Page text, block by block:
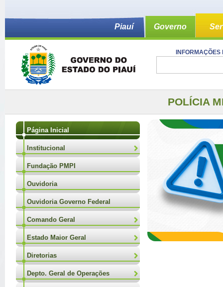
Piauí Governo
POLÍCIA
Página Inicial
Institucional
Fundação PMPI
Ouvidoria
Ouvidoria Governo Federal
Comando Geral
Estado Maior Geral
Diretorias
Depto. Geral de Operações